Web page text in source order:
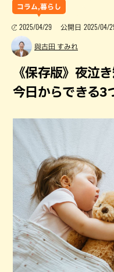
コラム,暮らし
2025/04/29 公開日 2025/04/
與古田 すみれ
《保存版》夜泣
今日からできる3